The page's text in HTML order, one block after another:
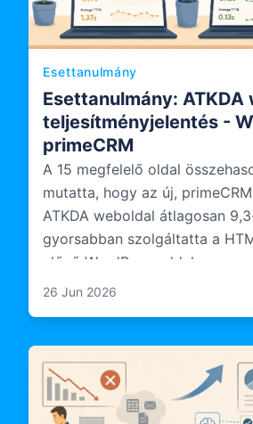
Esettanulmány
Esettanulmány: ATKDA
teljesítményjelentés -
primeCRM
A 15 megfelelő oldal
mutatta, hogy az új,
ATKDA weboldal átlagosan
gyorsabban szolgáltatta a
előző WordPress oldal, a
feldolgozás pedig 10,6-szor
26 Jun 2026